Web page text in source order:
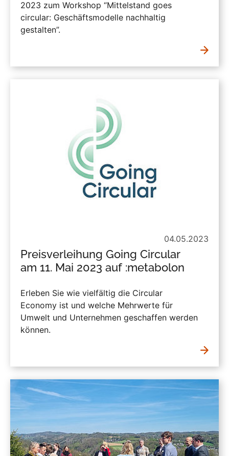
2023 zum Workshop “Mittelstand goes
circular: Geschäftsmodelle nachhaltig
gestalten”.
04.05.2023
Preisverleihung Going Circular
am 11. Mai 2023 auf :metabolon
Erleben Sie wie vielfältig die Circular
Economy ist und welche Mehrwerte für
Umwelt und Unternehmen geschaffen werden
können.